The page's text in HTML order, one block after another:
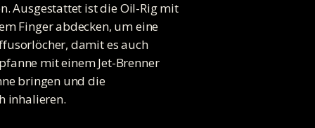
Ausgestattet ist die Oil-Rig mit
Finger abdecken, um eine
damit es auch
mit einem Jet-Brenner
bringen und die
inhalieren.